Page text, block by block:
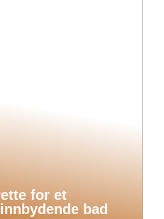
for et
bad